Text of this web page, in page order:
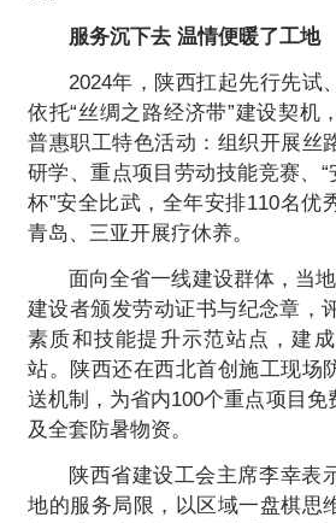
服务沉下去 温情便暖了工地
2024年，陕西扛起先行先试
依托“丝绸之路经济带”建设契机
普惠职工特色活动：组织开展丝
研学、重点项目劳动技能竞赛、“
杯”安全比武，全年安排110名优
青岛、三亚开展疗休养。
面向全省一线建设群体，当
建设者颁发劳动证书与纪念章，
素质和技能提升示范站点，建
站。陕西还在西北首创施工现场
送机制，为省内100个重点项目免
及全套防暑物资。
陕西省建设工会主席李幸表
地的服务局限，以区域一盘棋思